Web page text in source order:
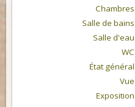
Chambres
Salle de bains
Salle d'eau
WC
État général
Vue
Exposition